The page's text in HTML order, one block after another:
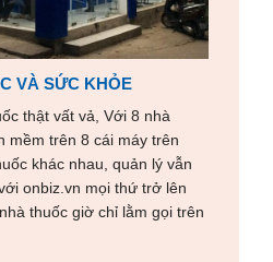
VÀ SỨC KHỎE
thật vất vả, Với 8 nhà
mềm trên 8 cái máy trên
khác nhau, quản lý vẫn
onbiz .vn mọi thứ trở lên
thuốc giờ chỉ lằm gọi trên